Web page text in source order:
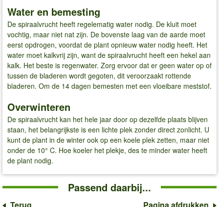
Water en bemesting
De spiraalvrucht heeft regelematig water nodig. De kluit moet
vochtig, maar niet nat zijn. De bovenste laag van de aarde moet
eerst opdrogen, voordat de plant opnieuw water nodig heeft. Het
water moet kalkvrij zijn, want de spiraalvrucht heeft een hekel aan
kalk. Het beste is regenwater. Zorg ervoor dat er geen water op of
tussen de bladeren wordt gegoten, dit veroorzaakt rottende
bladeren. Om de 14 dagen bemesten met een vloeibare meststof.
Overwinteren
De spiraalvrucht kan het hele jaar door op dezelfde plaats blijven
staan, het belangrijkste is een lichte plek zonder direct zonlicht. U
kunt de plant in de winter ook op een koele plek zetten, maar niet
onder de 10° C. Hoe koeler het plekje, des te minder water heeft
de plant nodig.
Passend daarbij...